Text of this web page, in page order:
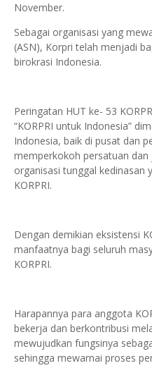
November.
Sebagai organisasi yang
(ASN), Korpri telah menjadi
birokrasi Indonesia.
Peringatan HUT ke- 53
“KORPRI untuk Indonesia”
Indonesia, baik di pusat dan
memperkokoh persatuan
organisasi tunggal kedinasan
KORPRI.
Dengan demikian eksistensi
manfaatnya bagi seluruh
KORPRI.
Harapannya para anggota
bekerja dan berkontribusi
mewujudkan fungsinya
sehingga mewarnai proses